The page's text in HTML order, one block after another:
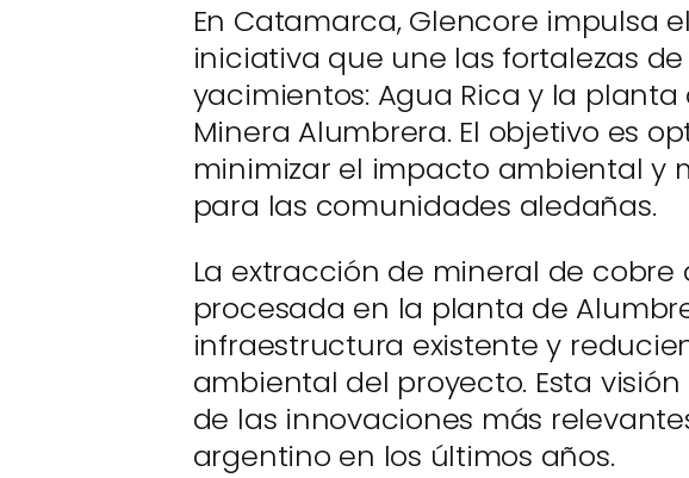
En Catamarca, Glencore impulsa
iniciativa que une las fortalezas
yacimientos: Agua Rica y la
Minera Alumbrera. El objetivo es
minimizar el impacto ambiental y
para las comunidades aledañas.
La extracción de mineral de cobre
procesada en la planta de
infraestructura existente y
ambiental del proyecto. Esta
de las innovaciones más
argentino en los últimos años.